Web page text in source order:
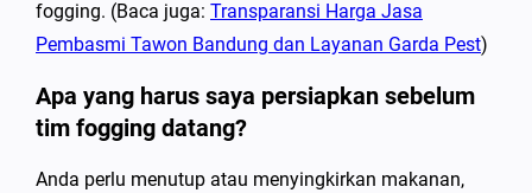
fogging. (Baca juga: Transparansi Harga Jasa
Pembasmi Tawon Bandung dan Layanan Garda Pest)
Apa yang harus saya persiapkan sebelum
tim fogging datang?
Anda perlu menutup atau menyingkirkan makanan,